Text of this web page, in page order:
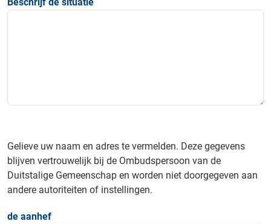
Gelieve uw naam en adres te vermelden. Deze gegevens
blijven vertrouwelijk bij de Ombudspersoon van de
Duitstalige Gemeenschap en worden niet doorgegeven aan
andere autoriteiten of instellingen.
de aanhef